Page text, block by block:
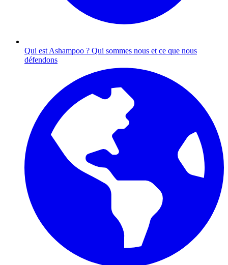
Qui est Ashampoo ? Qui sommes nous et ce que nous
défendons